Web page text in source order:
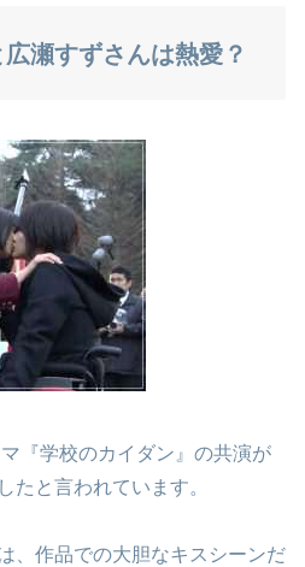
瀬すずさんは熱愛？
『学校のカイダン』の共演が
たと言われています。
、作品での大胆なキスシーンだ